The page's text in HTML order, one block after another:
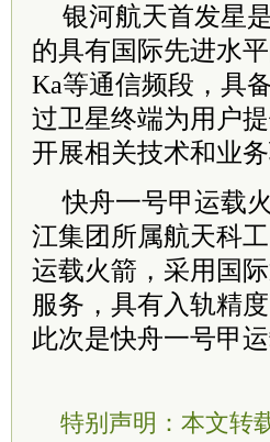
银河航天首发星
的具有国际先进水
Ka等通信频段，具
过卫星终端为用户
开展相关技术和业务
快舟一号甲运载
江集团所属航天科
运载火箭，采用国
服务，具有入轨精
此次是快舟一号甲
特别声明：本文转